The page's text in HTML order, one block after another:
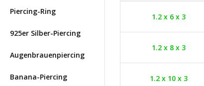
Piercing-Ring
925er Silber-Piercing
Augenbrauenpiercing
Banana-Piercing
1.2 x 6 x 3
1.2 x 8 x 3
1.2 x 10 x 3